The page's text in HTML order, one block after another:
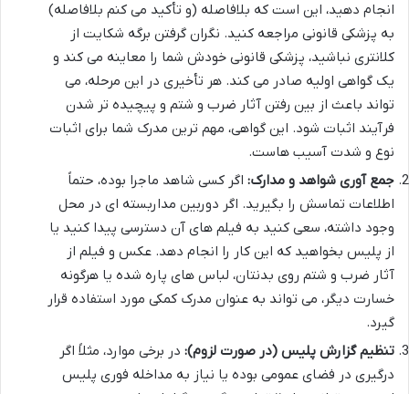
انجام دهید، این است که بلافاصله (و تأکید می کنم بلافاصله)
به پزشکی قانونی مراجعه کنید. نگران گرفتن برگه شکایت از
کلانتری نباشید، پزشکی قانونی خودش شما را معاینه می کند و
یک گواهی اولیه صادر می کند. هر تأخیری در این مرحله، می
تواند باعث از بین رفتن آثار ضرب و شتم و پیچیده تر شدن
فرآیند اثبات شود. این گواهی، مهم ترین مدرک شما برای اثبات
نوع و شدت آسیب هاست.
جمع آوری شواهد و مدارک: اگر کسی شاهد ماجرا بوده، حتماً
اطلاعات تماسش را بگیرید. اگر دوربین مداربسته ای در محل
وجود داشته، سعی کنید به فیلم های آن دسترسی پیدا کنید یا
از پلیس بخواهید که این کار را انجام دهد. عکس و فیلم از
آثار ضرب و شتم روی بدنتان، لباس های پاره شده یا هرگونه
خسارت دیگر، می تواند به عنوان مدرک کمکی مورد استفاده قرار
گیرد.
تنظیم گزارش پلیس (در صورت لزوم): در برخی موارد، مثلاً اگر
درگیری در فضای عمومی بوده یا نیاز به مداخله فوری پلیس